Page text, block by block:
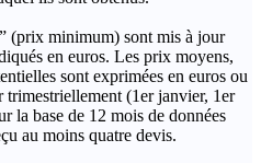
minimum) sont mis à jour
en euros. Les prix moyens,
sont exprimées en euros ou
trimestriellement (1er janvier, 1er
la base de 12 mois de données
au moins quatre devis.